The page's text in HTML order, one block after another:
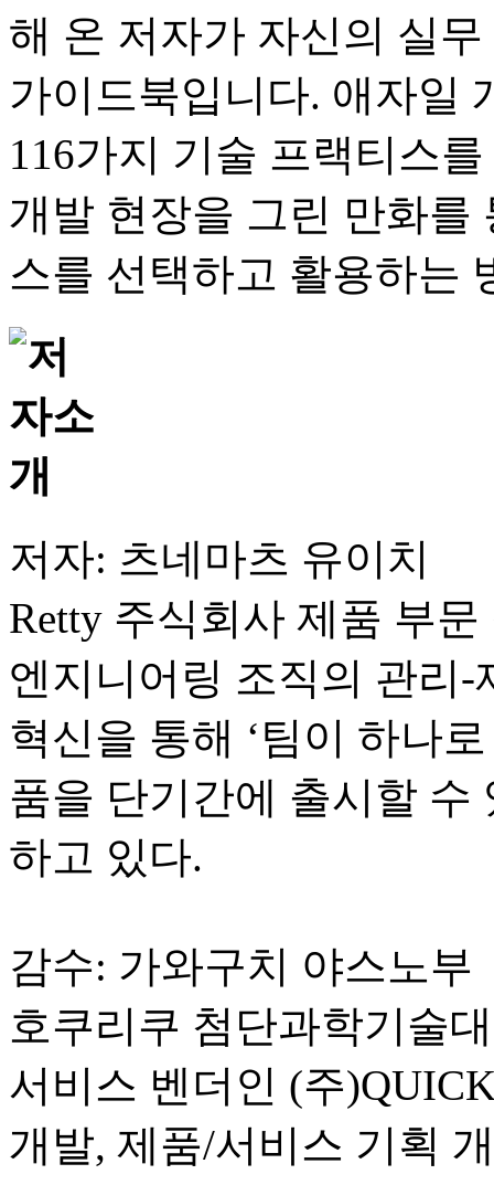
해 온 저자가 자신의 실
가이드북입니다. 애자일
116가지 기술 프랙티스
개발 현장을 그린 만화를
스를 선택하고 활용하는
저자: 츠네마츠 유이치
Retty 주식회사 제품 부
엔지니어링 조직의 관리
혁신을 통해 ‘팀이 하나
품을 단기간에 출시할 수
하고 있다.
감수: 가와구치 야스노부
호쿠리쿠 첨단과학기술
서비스 벤더인 (주
개발, 제품/서비스 기획